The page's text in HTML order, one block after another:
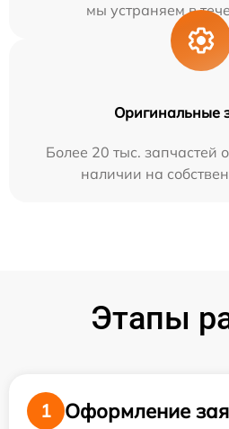
мы устраняем в
Оригинальные
Более 20 тыс. запчастей
наличии на
Этапы
1
Оформление